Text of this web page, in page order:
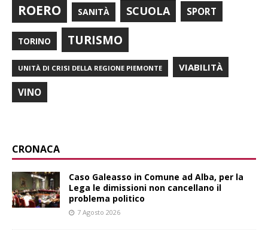
ROERO SANITÀ SCUOLA SPORT
TORINO TURISMO
UNITÀ DI CRISI DELLA REGIONE PIEMONTE VIABILITÀ
VINO
CRONACA
Caso Galeasso in Comune ad Alba, per la
Lega le dimissioni non cancellano il
problema politico
7 Agosto 2026